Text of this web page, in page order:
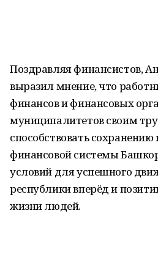
Поздравляя финансистов,
выразил мнение, что
финансов и финансовых
муниципалитетов своим
способствовать
финансовой системы
условий для успешного
республики вперёд и
жизни людей.